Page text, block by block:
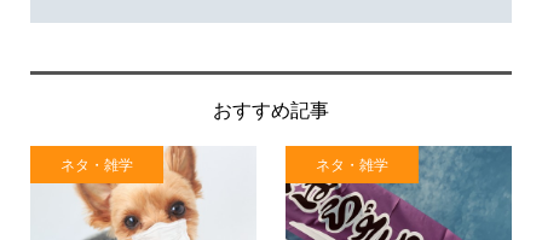
おすすめ記事
ネタ・雑学 ネタ・雑学